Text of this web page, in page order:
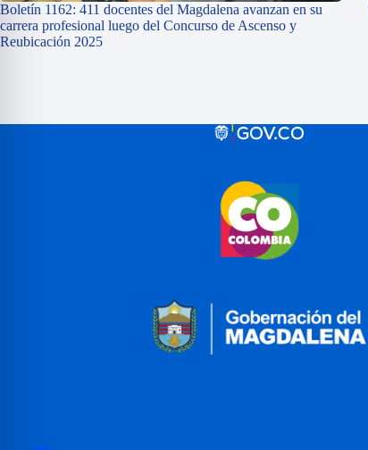
Boletín 1162: 411 docentes del Magdalena avanzan en su
carrera profesional luego del Concurso de Ascenso y
Reubicación 2025